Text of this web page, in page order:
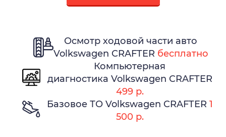
Осмотр ходовой части авто
Volkswagen CRAFTER бесплатно
Компьютерная
диагностика Volkswagen CRAFTER
499 р.
Базовое ТО Volkswagen CRAFTER 1
500 р.